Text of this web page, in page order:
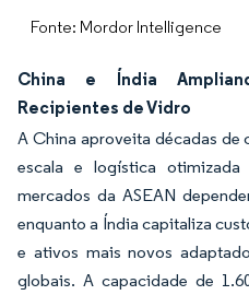
Fonte: Mordor Intelligence
China e Índia
Recipientes de Vidro
A China aproveita décadas de
escala e logística
mercados da ASEAN
enquanto a Índia capitaliza
e ativos mais novos
globais. A capacidade de